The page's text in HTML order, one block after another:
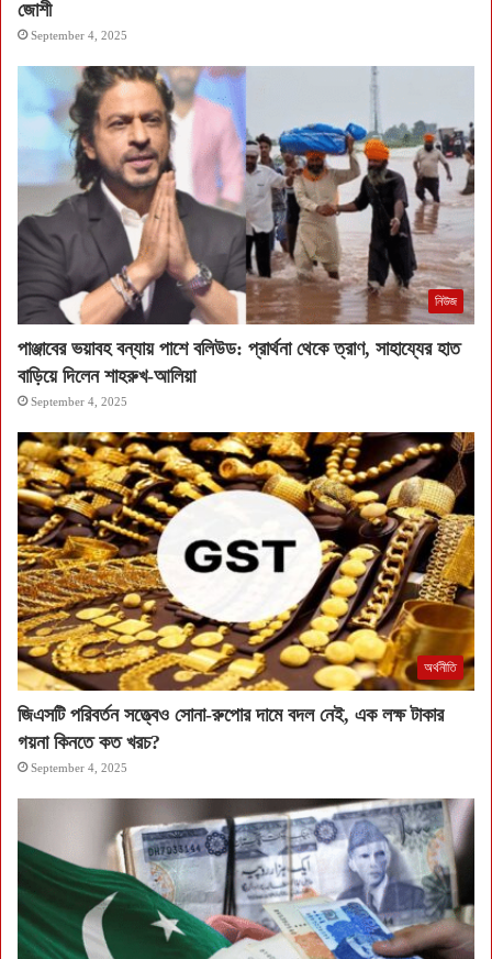
জোশী
September 4, 2025
নিউজ
পাঞ্জাবের ভয়াবহ বন্যায় পাশে বলিউড: প্রার্থনা থেকে ত্রাণ, সাহায্যের হাত
বাড়িয়ে দিলেন শাহরুখ-আলিয়া
September 4, 2025
অর্থনীতি
জিএসটি পরিবর্তন সত্ত্বেও সোনা-রুপোর দামে বদল নেই, এক লক্ষ টাকার
গয়না কিনতে কত খরচ?
September 4, 2025